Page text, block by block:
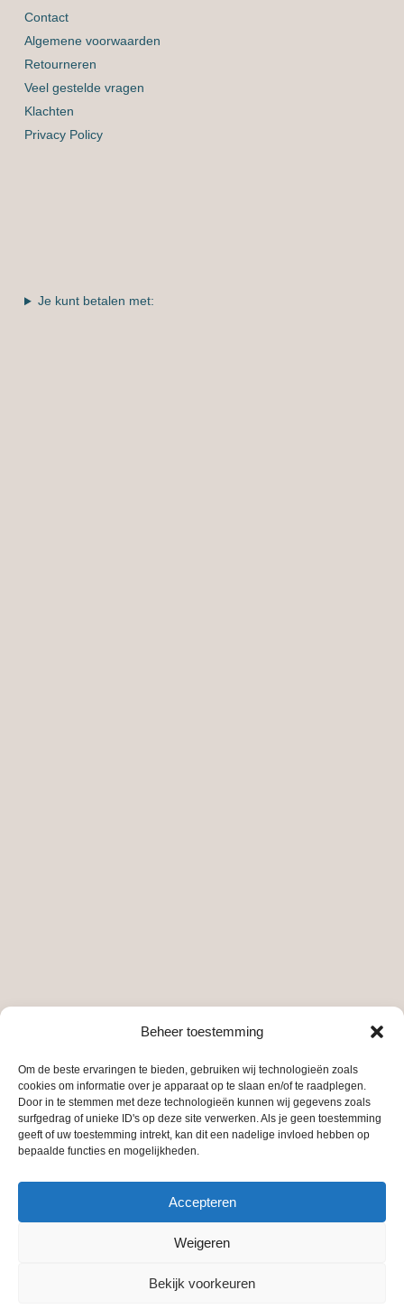
Contact
Algemene voorwaarden
Retourneren
Veel gestelde vragen
Klachten
Privacy Policy
Je kunt betalen met:
Beheer toestemming
Om de beste ervaringen te bieden, gebruiken wij technologieën zoals
cookies om informatie over je apparaat op te slaan en/of te raadplegen.
Door in te stemmen met deze technologieën kunnen wij gegevens zoals
surfgedrag of unieke ID's op deze site verwerken. Als je geen toestemming
geeft of uw toestemming intrekt, kan dit een nadelige invloed hebben op
bepaalde functies en mogelijkheden.
Accepteren
Weigeren
Bekijk voorkeuren